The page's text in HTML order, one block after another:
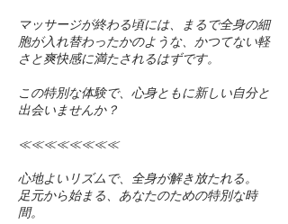
マッサージが終わる頃には、まるで全身の細
胞が入れ替わったかのような、かつてない軽
さと爽快感に満たされるはずです。
この特別な体験で、心身ともに新しい自分と
出会いませんか？
≪≪≪≪≪≪≪≪
心地よいリズムで、全身が解き放たれる。
足元から始まる、あなたのための特別な時
間。